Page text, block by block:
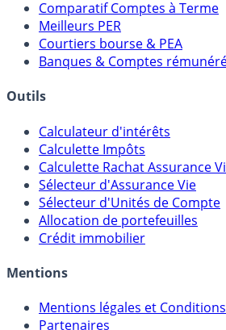
Placements Sans Risque
Comparatif Super Livrets
Comparatif Comptes à Terme
Meilleurs PER
Banques & Comptes rémunérés
Outils
Calculateur d'intérêts
Calculette Impôts
Calculette Rachat Assurance Vie
Sélecteur d'Assurance Vie
Sélecteur d'Unités de Compte
Crédit immobilier
Mentions